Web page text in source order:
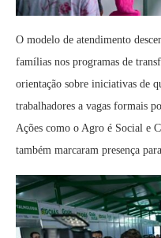
O modelo de atendimento
famílias nos programas de
orientação sobre iniciativas de
trabalhadores a vagas formais
Ações como o Agro é Social e
também marcaram presença